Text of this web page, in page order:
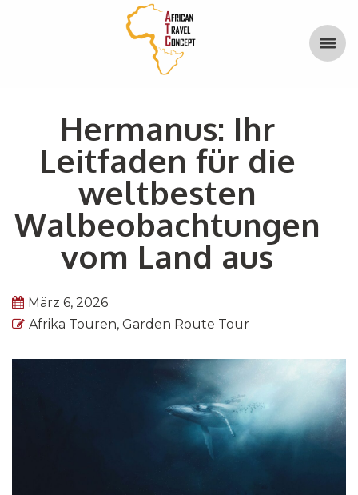
Hermanus: Ihr
Leitfaden für die
weltbesten
Walbeobachtungen
vom Land aus
März 6, 2026
Afrika Touren, Garden Route Tour